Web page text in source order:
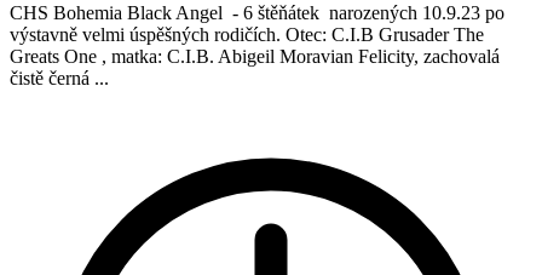
CHS Bohemia Black Angel - 6 štěňátek narozených 10.9.23 po
výstavně velmi úspěšných rodičích. Otec: C.I.B Grusader The
Greats One , matka: C.I.B. Abigeil Moravian Felicity, zachovalá
čistě černá ...